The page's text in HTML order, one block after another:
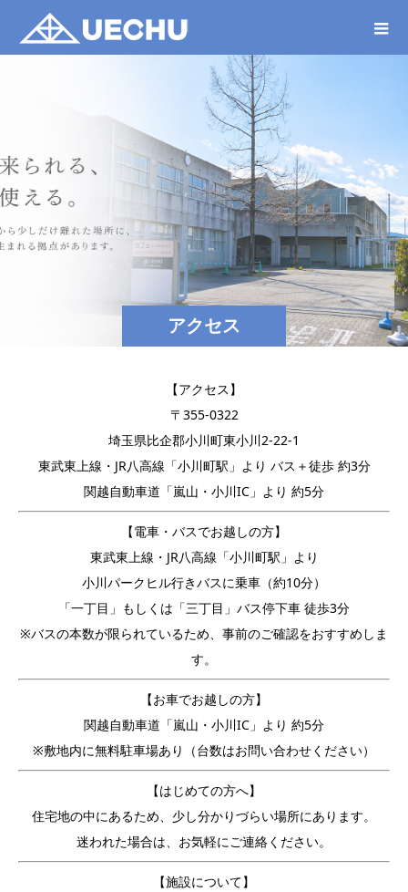
アクセス
【アクセス】
〒355-0322
埼玉県比企郡小川町東小川2-22-1
東武東上線・JR八高線「小川町駅」より バス＋徒歩 約3分
関越自動車道「嵐山・小川IC」より 約5分
【電車・バスでお越しの方】
東武東上線・JR八高線「小川町駅」より
小川パークヒル行きバスに乗車（約10分）
「一丁目」もしくは「三丁目」バス停下車 徒歩3分
※バスの本数が限られているため、事前のご確認をおすすめしま
す。
【お車でお越しの方】
関越自動車道「嵐山・小川IC」より 約5分
※敷地内に無料駐車場あり（台数はお問い合わせください）
【はじめての方へ】
住宅地の中にあるため、少し分かりづらい場所にあります。
迷われた場合は、お気軽にご連絡ください。
【施設について】